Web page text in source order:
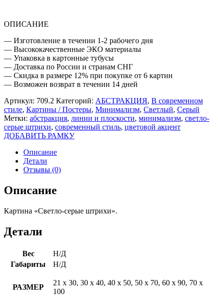
ОПИСАНИЕ
— Изготовление в течении 1-2 рабочего дня
— Высококачественные ЭКО материалы
— Упаковка в картонные тубусы
— Доставка по России и странам СНГ
— Скидка в размере 12% при покупке от 6 картин
— Возможен возврат в течении 14 дней
Артикул: 709.2 Категорий: АБСТРАКЦИЯ, В современном
стиле, Картины / Постеры, Минимализм, Светлый, Серый
Метки: абстракция, линии и плоскости, минимализм, светло-
серые штрихи, современный стиль, цветовой акцент
ДОБАВИТЬ РАМКУ
Описание
Детали
Отзывы (0)
Описание
Картина «Светло-серые штрихи».
Детали
Вес
Н/Д
Габариты
Н/Д
РАЗМЕР
21 х 30, 30 х 40, 40 х 50, 50 х 70, 60 х 90, 70 х
100